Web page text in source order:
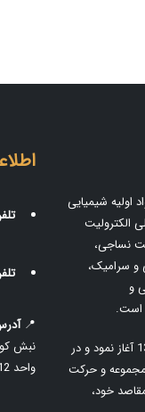
اولیه شیمیایی
الکترولیت
نساجی،
سرامیک،
و
است.
این شرکت فعالیتش را از سال 1372 آغاز نمود و در
و حرکت
خود،
📍
واحد 12